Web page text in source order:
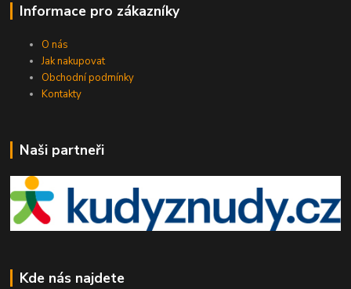
Informace pro zákazníky
O nás
Jak nakupovat
Obchodní podmínky
Kontakty
Naši partneři
Kde nás najdete